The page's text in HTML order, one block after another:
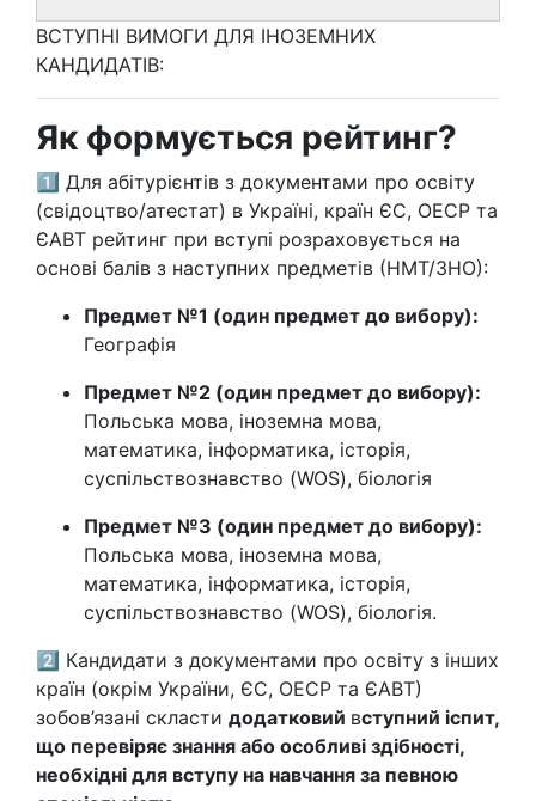
ВСТУПНІ ВИМОГИ ДЛЯ ІНОЗЕМНИХ
КАНДИДАТІВ:
Як формується рейтинг?
1️⃣ Для абітурієнтів з документами про освіту
(свідоцтво/атестат) в Україні, країн ЄС, ОЕСР та
ЄАВТ рейтинг при вступі розраховується на
основі балів з наступних предметів (НМТ/ЗНО):
Предмет №1 (один предмет до вибору):
Географія
Предмет №2 (один предмет до вибору):
Польська мова, іноземна мова,
математика, інформатика, історія,
суспільствознавство (WOS), біологія
Предмет №3 (один предмет до вибору):
Польська мова, іноземна мова,
математика, інформатика, історія,
суспільствознавство (WOS), біологія.
2️⃣ Кандидати з документами про освіту з інших
країн (окрім України, ЄС, ОЕСР та ЄАВТ)
зобов’язані скласти додатковий вступний іспит,
що перевіряє знання або особливі здібності,
необхідні для вступу на навчання за певною